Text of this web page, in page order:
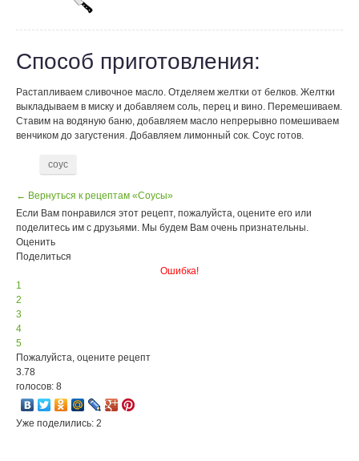
Способ приготовления:
Растапливаем сливочное масло. Отделяем желтки от белков. Желтки
выкладываем в миску и добавляем соль, перец и вино. Перемешиваем.
Ставим на водяную баню, добавляем масло непрерывно помешиваем
венчиком до загустения. Добавляем лимонный сок. Соус готов.
соус
← Вернуться к рецептам «Соусы»
Если Вам понравился этот рецепт, пожалуйста, оцените его или
поделитесь им с друзьями. Мы будем Вам очень признательны.
Оценить
Поделиться
Ошибка!
1
2
3
4
5
Пожалуйста, оцените рецепт
3.78
голосов: 8
Уже поделились: 2